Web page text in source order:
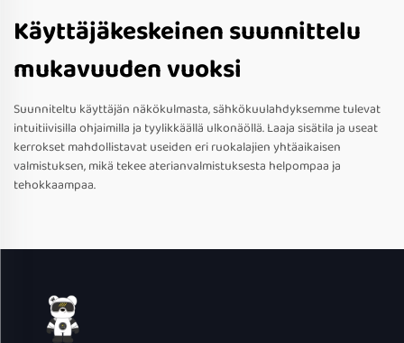
Käyttäjäkeskeinen suunnittelu
mukavuuden vuoksi
Suunniteltu käyttäjän näkökulmasta, sähkökuulahdyksemme tulevat
intuitiivisilla ohjaimilla ja tyylikkäällä ulkonäöllä. Laaja sisätila ja useat
kerrokset mahdollistavat useiden eri ruokalajien yhtäaikaisen
valmistuksen, mikä tekee aterianvalmistuksesta helpompaa ja
tehokkaampaa.